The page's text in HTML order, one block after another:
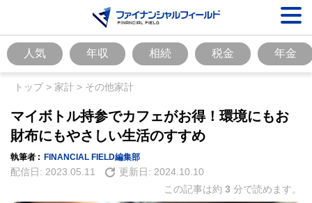
人気 年収 相続 税金 年金
トップ> 家計 > その他家計
マイボトル持参でカフェがお得！環境にもお
財布にもやさしい生活のすすめ
執筆者 : FINANCIAL FIELD編集部
配信日: 2023.05.11 更新日: 2024.10.10
この記事は約 3 分で読めます。